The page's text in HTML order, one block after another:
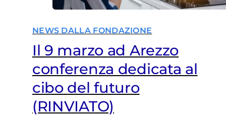
NEWS DALLA FONDAZIONE
Il 9 marzo ad Arezzo
conferenza dedicata al
cibo del futuro
(RINVIATO)